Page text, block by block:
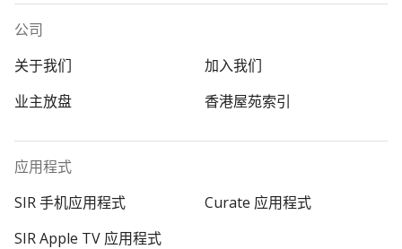
公司
关于我们
加入我们
业主放盘
香港屋苑索引
应用程式
SIR 手机应用程式
Curate 应用程式
SIR Apple TV 应用程式